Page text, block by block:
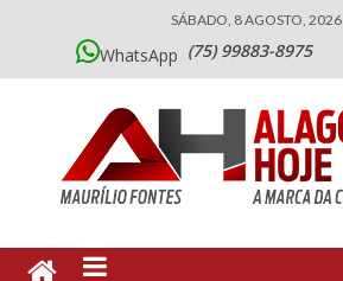
SÁBADO, 8 AGOSTO, 2026
WhatsApp (75) 99883-8975